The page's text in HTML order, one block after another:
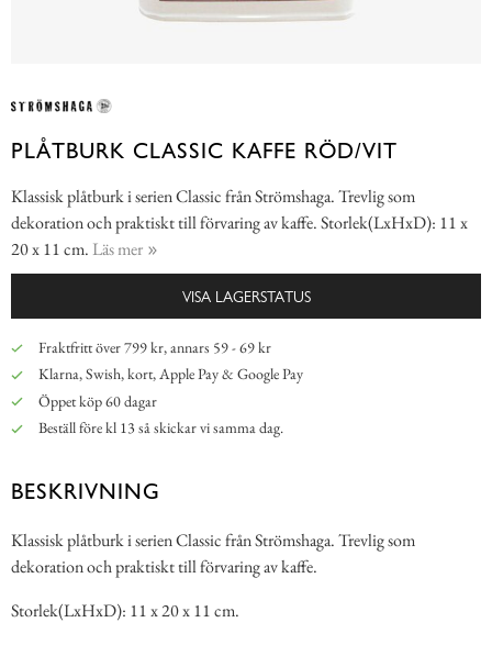
PLÅTBURK CLASSIC KAFFE RÖD/VIT
Klassisk plåtburk i serien Classic från Strömshaga. Trevlig som
dekoration och praktiskt till förvaring av kaffe. Storlek(LxHxD): 11 x
20 x 11 cm. Läs mer
VISA LAGERSTATUS
Fraktfritt över 799 kr, annars 59 - 69 kr
Klarna, Swish, kort, Apple Pay & Google Pay
Öppet köp 60 dagar
Beställ före kl 13 så skickar vi samma dag.
BESKRIVNING
Klassisk plåtburk i serien Classic från Strömshaga. Trevlig som
dekoration och praktiskt till förvaring av kaffe.
Storlek(LxHxD): 11 x 20 x 11 cm.